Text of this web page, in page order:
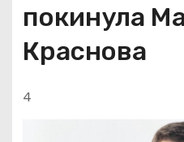
покинула
Краснова
4